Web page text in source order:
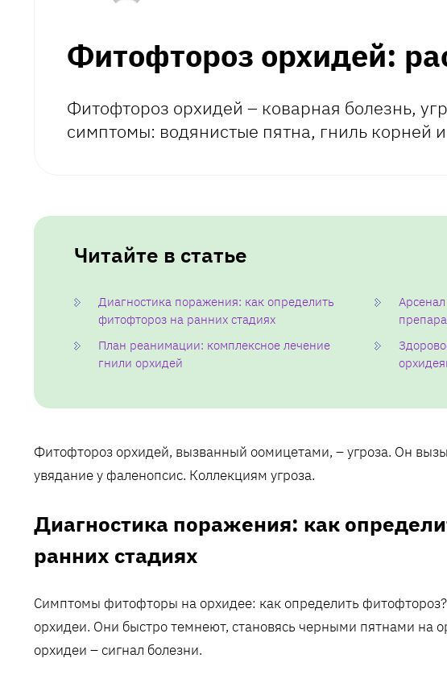
Фитофтороз орхидей:
Фитофтороз орхидей – коварная болезнь,
симптомы: водянистые пятна, гниль корней
Читайте в статье
Диагностика поражения: как определить
фитофтороз на ранних стадиях
План реанимации: комплексное лечение
гнили орхидей
Фитофтороз орхидей‚ вызванный оомицетами‚ – угроза. Он
увядание у фаленопсис. Коллекциям угроза.
Диагностика поражения: как
ранних стадиях
Симптомы фитофторы на орхидее: как определить
орхидеи. Они быстро темнеют‚ становясь черными пятнами на
орхидеи – сигнал болезни.